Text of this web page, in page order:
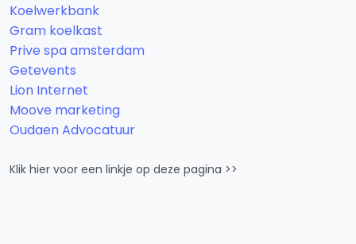
Koelwerkbank
Gram koelkast
Prive spa amsterdam
Getevents
Lion Internet
Moove marketing
Oudaen Advocatuur
Klik hier voor een linkje op deze pagina >>